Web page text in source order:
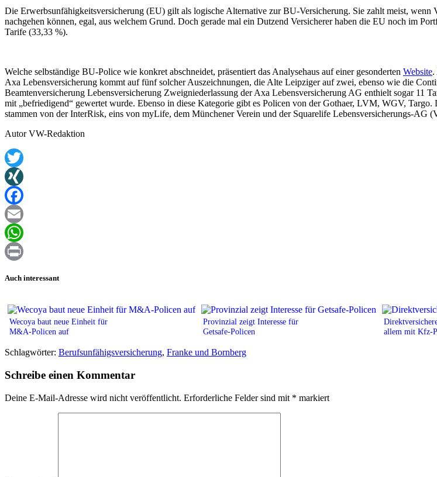
Die Erwerbsunfähigkeitsversicherung (EU) gilt als logische Alternative zur BU-Versicherung. Sie zahlt meist,
nachgehen können, egal, aus welchem Grund. Doch gerade mal ein Dutzend Versicherer haben die EU noch im
Tarife (33,33 %).
Welche selbständige BU-Police wie konkret abschneidet, präsentiert das Analysehaus auf einer gesonderten Website.
Axa Lebensversicherung kommt auf fünf solcher Auszeichnungen, die Alte Leipziger auf zwei, ebenso wie die
Beamtenversicherung Lebensversicherung Zweigniederlassung der Axa Lebensversicherung AG enthielt sogar 11
mit „befriedigend“ gewertet wurde. Ebenso in diese Kategorie gibt es Policen von der Gothaer, LVM, WGV, Targo.
stammen von der InterRisk, eins von myLife, dem Münchener Verein und der Squarelife Lebensversicherungs-AG
Autor VW-Redaktion
Twitter
XING
Facebook
Email
WhatsApp
Auch interessant
Wecoya baut neue Einheit für
M&A-Policen auf
Provinzial zeigt Interesse für
Getsafe-Policen
allem mit Kfz-
Schlagwörter: Berufsunfähigsversicherung, Franke und Bornberg
Schreibe einen Kommentar
Deine E-Mail-Adresse wird nicht veröffentlicht. Erforderliche Felder sind mit * markiert